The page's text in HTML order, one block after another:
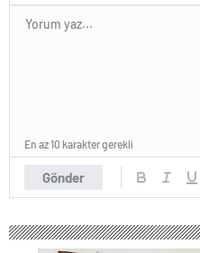
Gönder
En az 10 karakter gerekli